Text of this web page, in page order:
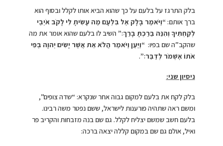
בלק התרגז על בלעם על כך שהוא הביא אותו לקלל ובסוף הוא
ברך אותם:“וַיֹּאמֶר בָּלָק אֶל בִּלְעָם מֶה עָשִׂיתָ לִי לָקֹב אֹיְבַי
לְקַחְתִּיךָ וְהִנֵּה בֵּרַכְתָּ בָרֵךְ׃” השיב לו בלעם שהוא אומר את מה
שהקב”ה שם בפיו:“וַיַּעַן וַיֹּאמַר הֲלֹא אֵת אֲשֶׁר יָשִׂים יְהוָה בְּפִי
אֹתוֹ אֶשְׁמֹר לְדַבֵּר׃”.
ניסיון שני:
בלק לקח את בלעם למקום גבוה אחר שנקרא: “שדה צופים”,
ומשם ראה שתהיה פורענות לישראל, ששם נפטר משה רבינו.
בלעם חשב שמשם יצליח לקלל. גם שם בנה מזבחות והקריב פר
ואיל, אולם גם שם במקום קללה יצאה ברכה: